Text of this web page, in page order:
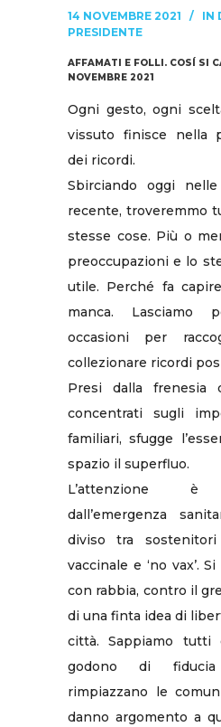
14 NOVEMBRE 2021 IN
PRESIDENTE
AFFAMATI E FOLLI. COSÍ SI
NOVEMBRE 2021
Ogni gesto, ogni
vissuto finisce nella
dei ricordi.
Sbirciando oggi
recente, troveremmo
stesse cose. Più o
preoccupazioni e lo
utile. Perché fa
manca. Lasciamo
occasioni per
collezionare ricordi
Presi dalla frenesia
concentrati sugli
familiari, sfugge
spazio il superfluo.
L’attenzione è
dall’emergenza
diviso tra sostenitori
vaccinale e ‘no vax’.
con rabbia, contro il
di una finta idea di
città. Sappiamo
godono di fiducia
rimpiazzano le
danno argomento a